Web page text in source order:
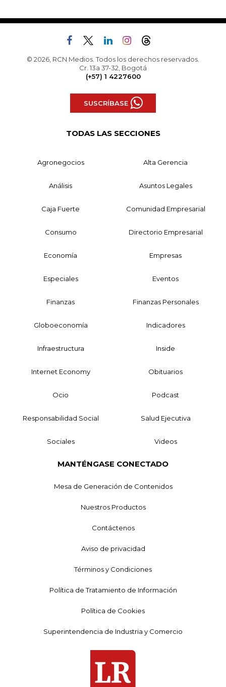
© 2026, RCN Medios. Todos los derechos reservados.
Cr. 13a 37-32, Bogotá
(+57) 1 4227600
SUSCRÍBASE
TODAS LAS SECCIONES
Agronegocios Alta Gerencia
Análisis Asuntos Legales
Caja Fuerte Comunidad Empresarial
Consumo Directorio Empresarial
Economía Empresas
Especiales Eventos
Finanzas Finanzas Personales
Globoeconomía Indicadores
Infraestructura Inside
Internet Economy Obituarios
Ocio Podcast
Responsabilidad Social Salud Ejecutiva
Sociales Videos
MANTÉNGASE CONECTADO
Mesa de Generación de Contenidos
Nuestros Productos
Contáctenos
Aviso de privacidad
Términos y Condiciones
Política de Tratamiento de Información
Política de Cookies
Superintendencia de Industria y Comercio